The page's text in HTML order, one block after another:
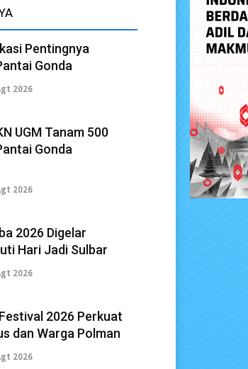
Pentingnya
Gonda
2026
UGM Tanam 500
Gonda
2026
2026 Digelar
Hari Jadi Sulbar
2026
2026 Perkuat
dan Warga Polman
2026